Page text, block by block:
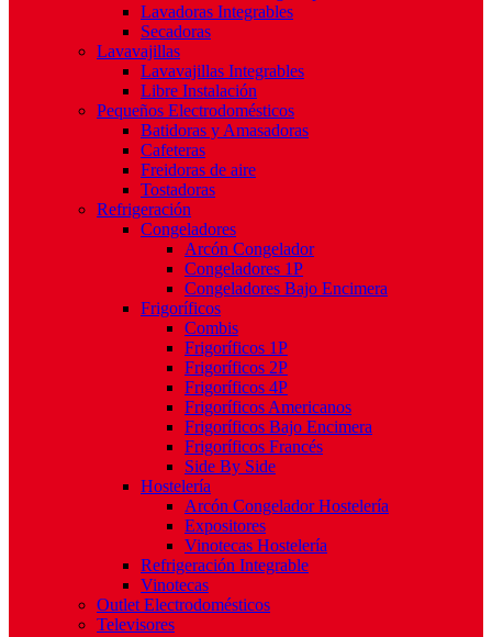
Lavadoras Integrables
Secadoras
Lavavajillas
Lavavajillas Integrables
Libre Instalación
Pequeños Electrodomésticos
Batidoras y Amasadoras
Cafeteras
Freidoras de aire
Tostadoras
Refrigeración
Congeladores
Arcón Congelador
Congeladores 1P
Congeladores Bajo Encimera
Frigoríficos
Combis
Frigoríficos 1P
Frigoríficos 2P
Frigoríficos 4P
Frigoríficos Americanos
Frigoríficos Bajo Encimera
Frigoríficos Francés
Side By Side
Hostelería
Arcón Congelador Hostelería
Expositores
Vinotecas Hostelería
Refrigeración Integrable
Vinotecas
Outlet Electrodomésticos
Televisores